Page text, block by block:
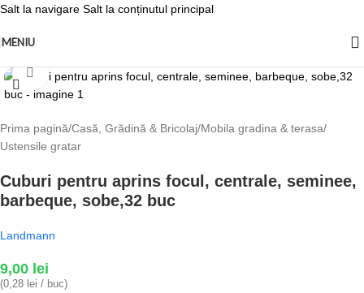
Salt la navigare Salt la conținutul principal
MENIU
Fă clic pentru a mări
Prima pagină/Casă, Grădină & Bricolaj/Mobila gradina & terasa/
Ustensile gratar
Cuburi pentru aprins focul, centrale, seminee,
barbeque, sobe,32 buc
Landmann
9,00 lei
(0,28 lei / buc)